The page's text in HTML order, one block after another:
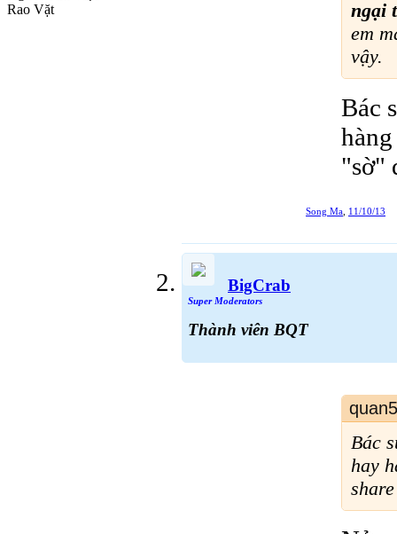
Rao Vặt
ngại
em
vậy.
Bác
"sờ"
Song Ma 11/10/13
BigCrab
Super Moderators
Thành viên BQT
Bác
hay